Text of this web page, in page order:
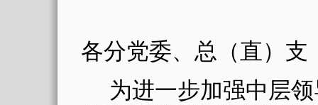
各分党委、总（直）支
为进一步加强中层